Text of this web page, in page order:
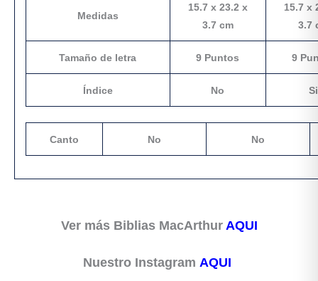
Medidas
15.7 x 23.2 x
3.7 cm
15.7 x
3.7
Tamaño de letra 9 Puntos 9
Índice No Si
Canto No No
Ver más Biblias MacArthur AQUI
Nuestro Instagram AQUI